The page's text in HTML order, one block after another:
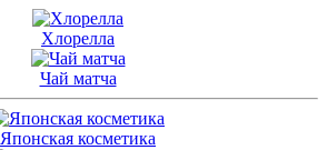
Хлорелла
Чай матча
Японская косметика